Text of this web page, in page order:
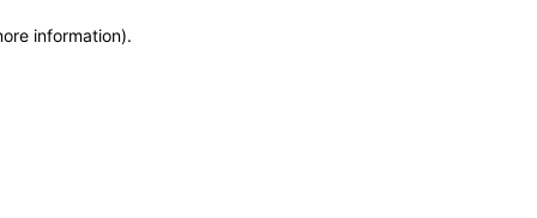
information).